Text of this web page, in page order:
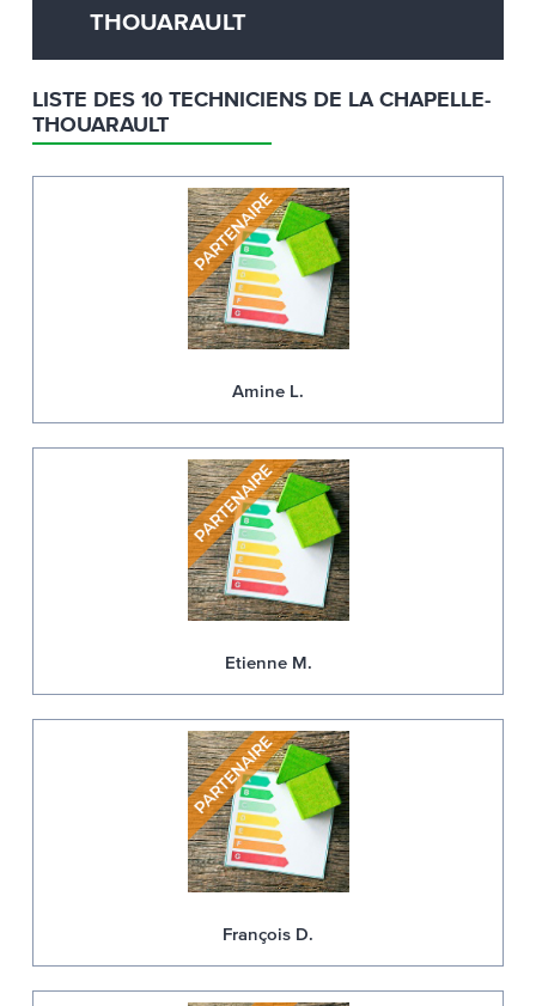
THOUARAULT
LISTE DES 10 TECHNICIENS DE LA CHAPELLE-
THOUARAULT
Amine L.
Etienne M.
François D.